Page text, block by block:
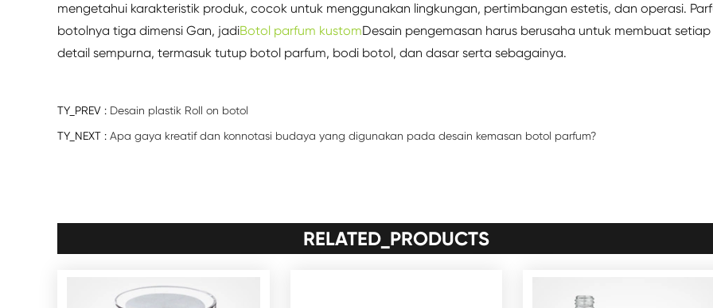
mengetahui karakteristik produk, cocok untuk menggunakan lingkungan, pertimbangan estetis, dan operasi.
botolnya tiga dimensi Gan, jadiBotol parfum kustomDesain pengemasan harus berusaha untuk membuat setiap
detail sempurna, termasuk tutup botol parfum, bodi botol, dan dasar serta sebagainya.
TY_PREV : Desain plastik Roll on botol
TY_NEXT : Apa gaya kreatif dan konnotasi budaya yang digunakan pada desain kemasan botol parfum?
RELATED_PRODUCTS